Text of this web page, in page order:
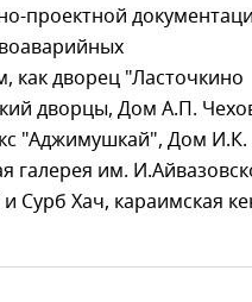
проектной
как дворец "Ласточкино
дворцы, Дом А.П.
"Аджимушкай", Дом И.К.
галерея им.
Сурб Хач, караимская